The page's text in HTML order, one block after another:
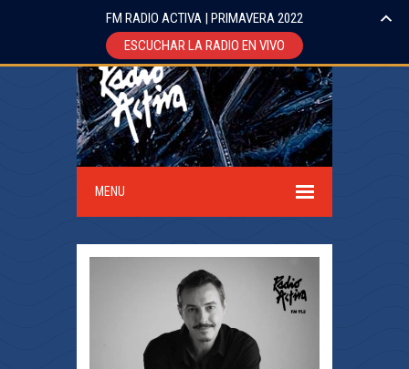
MENU
FM RADIO ACTIVA | PRIMAVERA 2022
ESCUCHAR LA RADIO EN VIVO